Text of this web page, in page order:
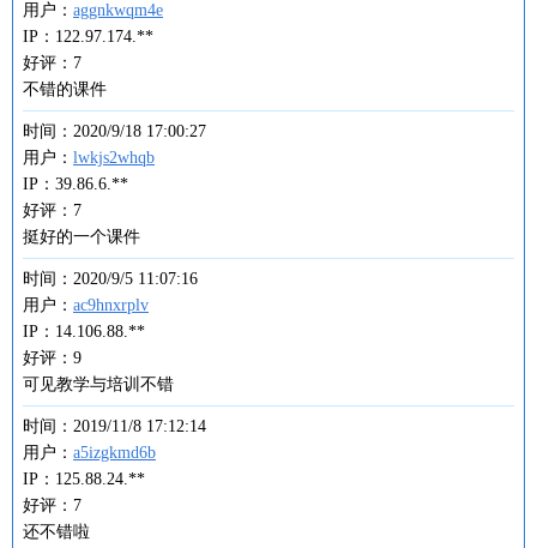
用户： aggnkwqm4e
IP：122.97.174.**
好评：7
不错的课件
时间：2020/9/18 17:00:27
用户： lwkjs2whqb
IP：39.86.6.**
好评：7
挺好的一个课件
时间：2020/9/5 11:07:16
用户： ac9hnxrplv
IP：14.106.88.**
好评：9
可见教学与培训不错
时间：2019/11/8 17:12:14
用户： a5izgkmd6b
IP：125.88.24.**
好评：7
还不错啦